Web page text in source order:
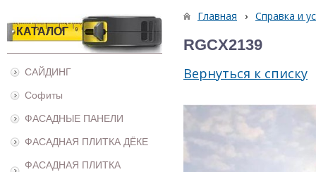
КАТАЛОГ
САЙДИНГ
Софиты
ФАСАДНЫЕ ПАНЕЛИ
ФАСАДНАЯ ПЛИТКА ДЁКЕ
ФАСАДНАЯ ПЛИТКА
Главная › Справка и
RGCX2139
Вернуться к списку